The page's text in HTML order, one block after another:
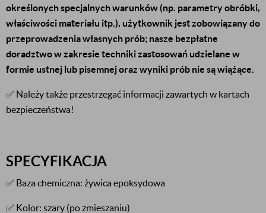
określonych specjalnych warunków (np. parametry obróbki,
właściwości materiału itp.), użytkownik jest zobowiązany do
przeprowadzenia własnych prób; nasze bezpłatne
doradztwo w zakresie techniki zastosowań udzielane w
formie ustnej lub pisemnej oraz wyniki prób nie są wiążące.
✅ Należy także przestrzegać informacji zawartych w kartach
bezpieczeństwa!
SPECYFIKACJA
✅ Baza chemiczna: żywica epoksydowa
✅ Kolor: szary (po zmieszaniu)